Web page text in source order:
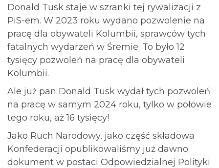
Donald Tusk staje w szranki tej rywalizacji z
PiS-em. W 2023 roku wydano pozwolenie na
pracę dla obywateli Kolumbii, sprawców tych
fatalnych wydarzeń w Śremie. To było 12
tysięcy pozwoleń na pracę dla obywateli
Kolumbii.
Ale już pan Donald Tusk wydał tych pozwoleń
na pracę w samym 2024 roku, tylko w połowie
tego roku, aż 16 tysięcy!
Jako Ruch Narodowy, jako część składowa
Konfederacji opublikowaliśmy już dawno
dokument w postaci Odpowiedzialnej Polityki